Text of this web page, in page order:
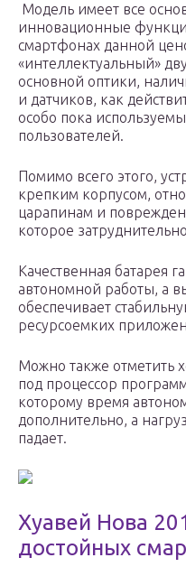
Модель имеет все
инновационные
смартфонах данной
«интеллектуальный»
основной оптики,
и датчиков, как
особо пока
пользователей.
Помимо всего этого,
крепким корпусом,
царапинам и
которое
Качественная батарея
автономной работы, а
обеспечивает
ресурсоемких
Можно также отметить
под процессор
которому время
дополнительно, а
падает.
Хуавей Нова
достойных